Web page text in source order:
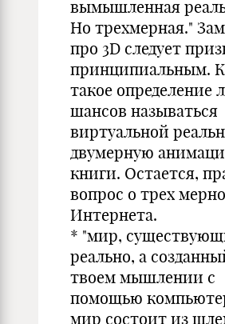
вымышленная
Но трехмерная."
про 3D следует
принципиальным.
такое определение
шансов называться
виртуальной
двумерную
книги. Остается,
вопрос о трех
Интернета.
* "мир,
реально, а
твоем мышлении с
помощью
мир состоит из